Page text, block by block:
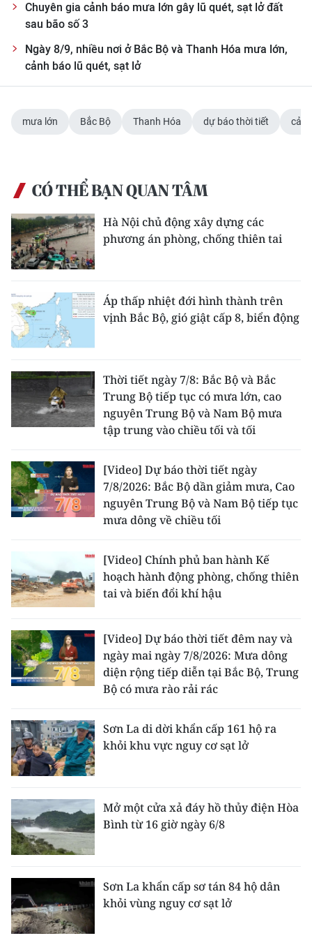
Chuyên gia cảnh báo mưa lớn gây lũ quét, sạt lở đất
sau bão số 3
Ngày 8/9, nhiều nơi ở Bắc Bộ và Thanh Hóa mưa lớn,
cảnh báo lũ quét, sạt lở
mưa lớn Bắc Bộ Thanh Hóa dự báo thời tiết
CÓ THỂ BẠN QUAN TÂM
Hà Nội chủ động xây dựng các
phương án phòng, chống thiên tai
Áp thấp nhiệt đới hình thành trên
vịnh Bắc Bộ, gió giật cấp 8, biển động
Thời tiết ngày 7/8: Bắc Bộ và Bắc
Trung Bộ tiếp tục có mưa lớn, cao
nguyên Trung Bộ và Nam Bộ mưa
tập trung vào chiều tối và tối
[Video] Dự báo thời tiết ngày
7/8/2026: Bắc Bộ dần giảm mưa, Cao
nguyên Trung Bộ và Nam Bộ tiếp tục
mưa dông về chiều tối
[Video] Chính phủ ban hành Kế
hoạch hành động phòng, chống thiên
tai và biến đổi khí hậu
[Video] Dự báo thời tiết đêm nay và
ngày mai ngày 7/8/2026: Mưa dông
diện rộng tiếp diễn tại Bắc Bộ, Trung
Bộ có mưa rào rải rác
Sơn La di dời khẩn cấp 161 hộ ra
khỏi khu vực nguy cơ sạt lở
Mở một cửa xả đáy hồ thủy điện Hòa
Bình từ 16 giờ ngày 6/8
Sơn La khẩn cấp sơ tán 84 hộ dân
khỏi vùng nguy cơ sạt lở